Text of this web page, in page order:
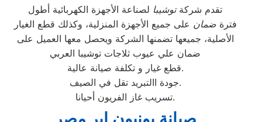
تقدم شركةتوشيبا لصناعة الأجهزة الكهربائية أطول
فترةضمان على جميع الأجهزة المنزلية، وكذلك قطع الغيار
الأصلية، جميعها تضمنها الشركة ويحصل معها العميل على
ضمان علي عيوب ثلاجات توشيبا العربي
قطع غيار و تكلفة صيانة عالية.
جودة االتبريد تقل في الصيف.
تسريب غاز الفريون أحيانا.